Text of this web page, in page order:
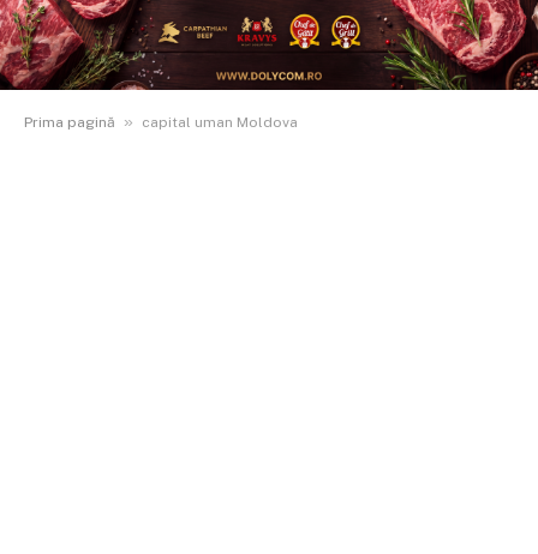
Prima pagină » capital uman Moldova